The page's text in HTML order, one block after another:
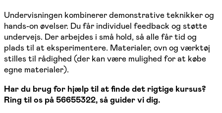
Undervisningen kombinerer demonstrative teknikker og
hands-on øvelser. Du får individuel feedback og støtte
undervejs. Der arbejdes i små hold, så alle får tid og
plads til at eksperimentere. Materialer, ovn og værktøj
stilles til rådighed (der kan være mulighed for at købe
egne materialer).
Har du brug for hjælp til at finde det rigtige kursus?
Ring til os på 56655322, så guider vi dig.